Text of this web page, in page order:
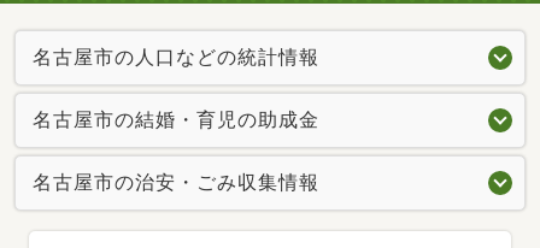
名古屋市の人口などの統計情報
名古屋市の結婚・育児の助成金
名古屋市の治安・ごみ収集情報